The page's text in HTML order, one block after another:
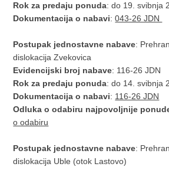
Rok za predaju ponuda: do 19. svibnja
Dokumentacija o nabavi:043-26 JDN
Postupak jednostavne nabave:
dislokacija Zvekovica
Evidencijski broj nabave: 116-26 JDN
Rok za predaju ponuda: do 14. svibnja
Dokumentacija o nabavi: 116-26 JDN
Odluka o odabiru najpovoljnije
o odabiru
Postupak jednostavne nabave:
dislokacija Uble (otok Lastovo)